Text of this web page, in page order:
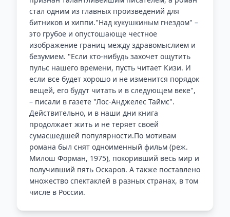
стал одним из главных произведений для
битников и хиппи."Над кукушкиным гнездом" –
это грубое и опустошающе честное
изображение границ между здравомыслием и
безумием. "Если кто-нибудь захочет ощутить
пульс нашего времени, пусть читает Кизи. И
если все будет хорошо и не изменится порядок
вещей, его будут читать и в следующем веке",
– писали в газете "Лос-Анджелес Таймс".
Действительно, и в наши дни книга
продолжает жить и не теряет своей
сумасшедшей популярности.По мотивам
романа был снят одноименный фильм (реж.
Милош Форман, 1975), покоривший весь мир и
получивший пять Оскаров. А также поставлено
множество спектаклей в разных странах, в том
числе в России.